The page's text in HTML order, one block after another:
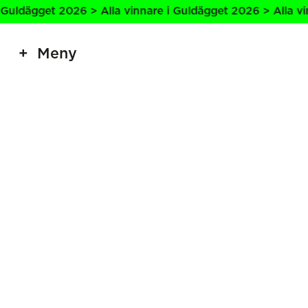
2026 > Alla vinnare i Guldägget 2026 > Alla
Meny